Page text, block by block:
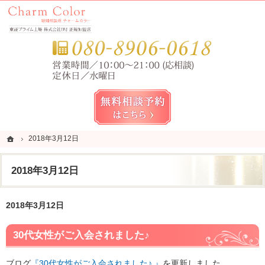
ホーム
2018年3月12日
2018年3月12日
錦糸町・亀戸・平井の結婚相談所なら当相談所へ。
錦糸町・亀戸・平井の結婚相談所なら短期成婚を目指すCharm Color (チャームカラー)
2018年3月12日
30代女性がご入会されました♪
ホーム
2018年3月12日